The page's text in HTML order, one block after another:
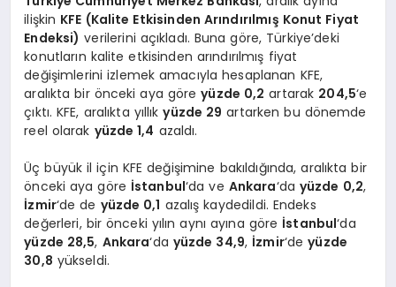
ilişkin KFE (Kalite Etkisinden Arındırılmış Konut Fiyat
Endeksi) verilerini açıkladı. Buna göre, Türkiye’deki
konutların kalite etkisinden arındırılmış fiyat
değişimlerini izlemek amacıyla hesaplanan KFE,
aralıkta bir önceki aya göreyüzde 0,2 artarak 204,5‘e
çıktı. KFE, aralıkta yıllıkyüzde 29 artarken bu dönemde
reel olarak yüzde 1,4 azaldı.
Üç büyük il için KFE değişimine bakıldığında, aralıkta bir
önceki aya göre İstanbul‘da ve Ankara‘da yüzde 0,2,
İzmir‘de de yüzde 0,1 azalış kaydedildi. Endeks
değerleri, bir önceki yılın aynı ayına göre İstanbul‘da
yüzde 28,5, Ankara‘da yüzde 34,9, İzmir‘deyüzde
30,8 yükseldi.